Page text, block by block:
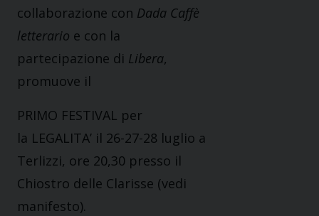
collaborazione con Dada Caffè
letterario e con la
partecipazione di Libera,
promuove il
PRIMO FESTIVAL per
la LEGALITA’ il 26-27-28 luglio a
Terlizzi, ore 20,30 presso il
Chiostro delle Clarisse (vedi
manifesto).